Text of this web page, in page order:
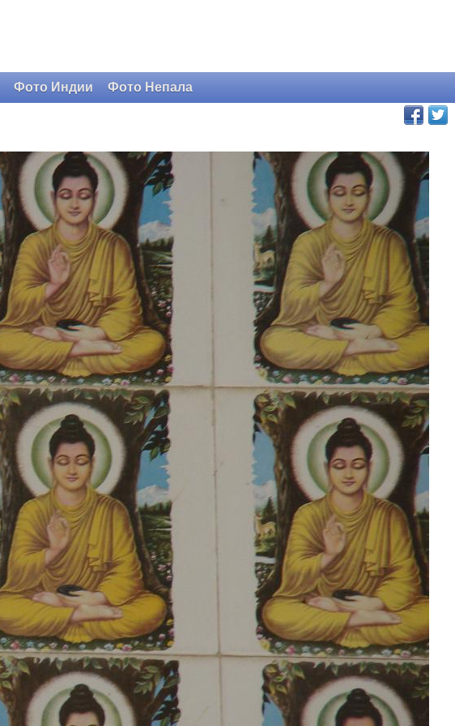
Фото Индии Фото Непала